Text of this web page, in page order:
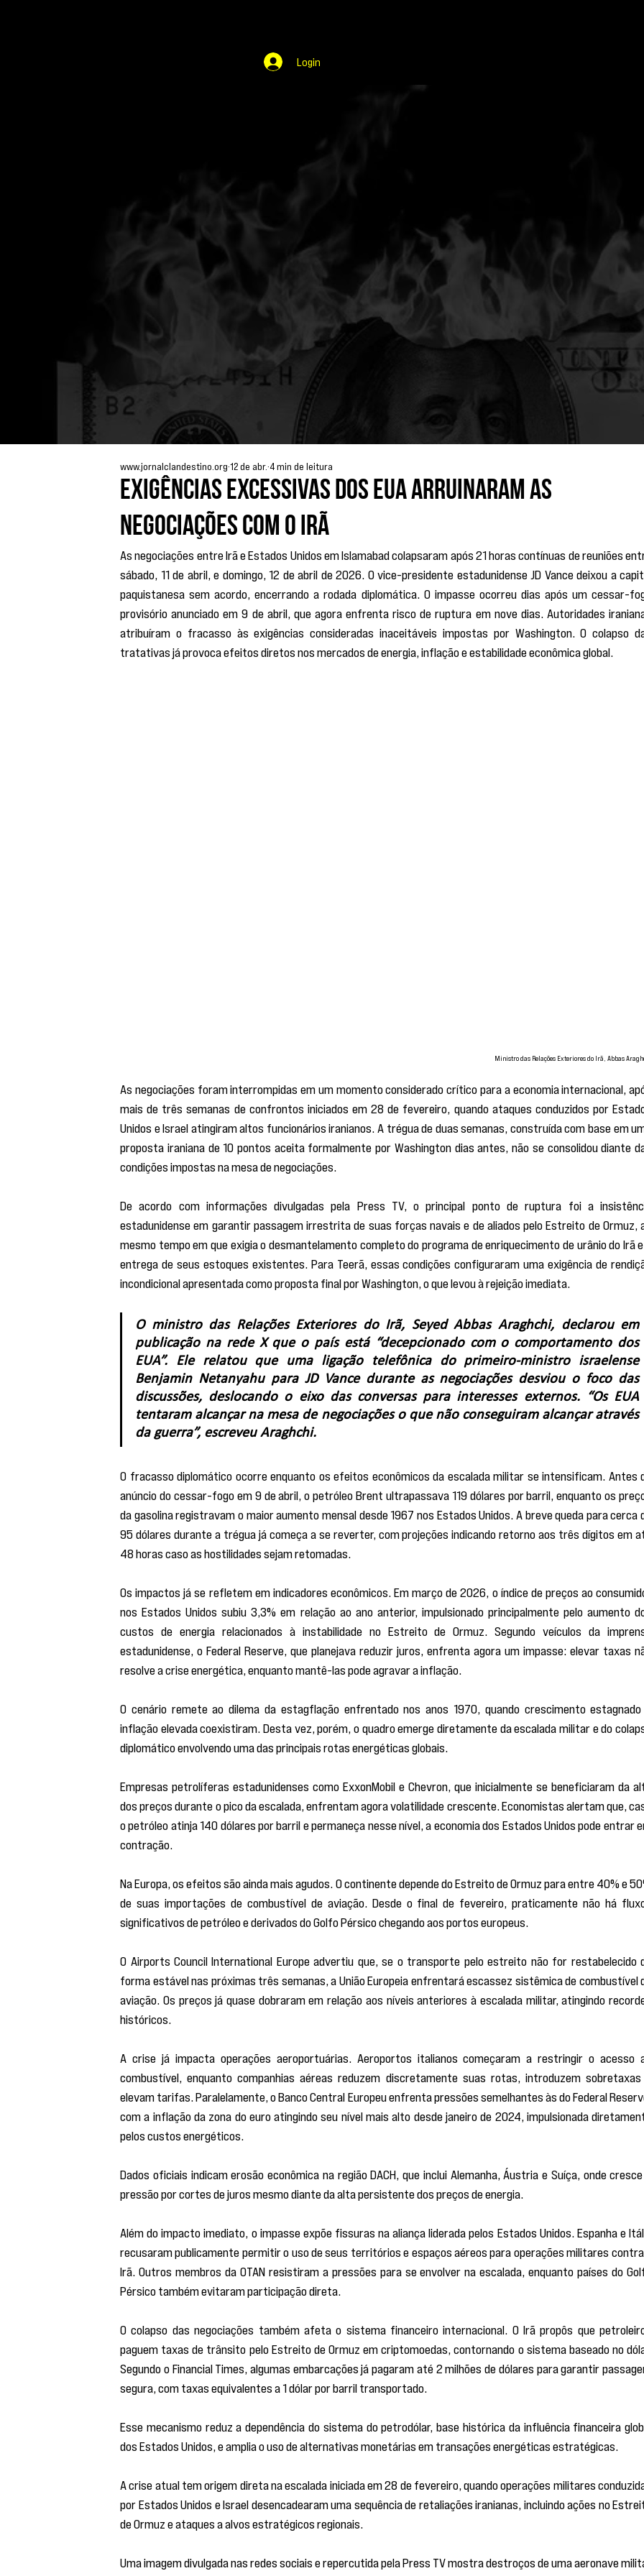
Login
Exigências excessivas dos EUA arruinaram as
negociações com o Irã
www.jornalclandestino.org12 de abr.4 min de leitura
As negociações entre Irã e Estados Unidos em Islamabad colapsaram após 21 horas contínuas de reuniões
sábado, 11 de abril, e domingo, 12 de abril de 2026. O vice-presidente estadunidense JD Vance deixou a
paquistanesa sem acordo, encerrando a rodada diplomática. O impasse ocorreu dias após um cessar-
provisório anunciado em 9 de abril, que agora enfrenta risco de ruptura em nove dias. Autoridades
atribuíram o fracasso às exigências consideradas inaceitáveis impostas por Washington. O colapso
tratativas já provoca efeitos diretos nos mercados de energia, inflação e estabilidade econômica global.
Ministro das Relações Exteriores do Irã, Abbas
As negociações foram interrompidas em um momento considerado crítico para a economia internacional,
mais de três semanas de confrontos iniciados em 28 de fevereiro, quando ataques conduzidos por
Unidos e Israel atingiram altos funcionários iranianos. A trégua de duas semanas, construída com base em
proposta iraniana de 10 pontos aceita formalmente por Washington dias antes, não se consolidou diante
condições impostas na mesa de negociações.
De acordo com informações divulgadas pela Press TV, o principal ponto de ruptura foi a
estadunidense em garantir passagem irrestrita de suas forças navais e de aliados pelo Estreito de Ormuz,
mesmo tempo em que exigia o desmantelamento completo do programa de enriquecimento de urânio do Irã
entrega de seus estoques existentes. Para Teerã, essas condições configuraram uma exigência de
incondicional apresentada como proposta final por Washington, o que levou à rejeição imediata.
O ministro das Relações Exteriores do Irã, Seyed Abbas Araghchi, declarou em
publicação na rede X que o país está “decepcionado com o comportamento dos
EUA”. Ele relatou que uma ligação telefônica do primeiro-ministro israelense
Benjamin Netanyahu para JD Vance durante as negociações desviou o foco das
discussões, deslocando o eixo das conversas para interesses externos. “Os EUA
tentaram alcançar na mesa de negociações o que não conseguiram alcançar através
da guerra”, escreveu Araghchi.
O fracasso diplomático ocorre enquanto os efeitos econômicos da escalada militar se intensificam. Antes
anúncio do cessar-fogo em 9 de abril, o petróleo Brent ultrapassava 119 dólares por barril, enquanto os
da gasolina registravam o maior aumento mensal desde 1967 nos Estados Unidos. A breve queda para cerca
95 dólares durante a trégua já começa a se reverter, com projeções indicando retorno aos três dígitos em
48 horas caso as hostilidades sejam retomadas.
Os impactos já se refletem em indicadores econômicos. Em março de 2026, o índice de preços ao
nos Estados Unidos subiu 3,3% em relação ao ano anterior, impulsionado principalmente pelo aumento
custos de energia relacionados à instabilidade no Estreito de Ormuz. Segundo veículos da
estadunidense, o Federal Reserve, que planejava reduzir juros, enfrenta agora um impasse: elevar taxas
resolve a crise energética, enquanto mantê-las pode agravar a inflação.
O cenário remete ao dilema da estagflação enfrentado nos anos 1970, quando crescimento
inflação elevada coexistiram. Desta vez, porém, o quadro emerge diretamente da escalada militar e do
diplomático envolvendo uma das principais rotas energéticas globais.
Empresas petrolíferas estadunidenses como ExxonMobil e Chevron, que inicialmente se beneficiaram da
dos preços durante o pico da escalada, enfrentam agora volatilidade crescente. Economistas alertam que,
o petróleo atinja 140 dólares por barril e permaneça nesse nível, a economia dos Estados Unidos pode entrar
contração.
Na Europa, os efeitos são ainda mais agudos. O continente depende do Estreito de Ormuz para entre 40% e
de suas importações de combustível de aviação. Desde o final de fevereiro, praticamente não há
significativos de petróleo e derivados do Golfo Pérsico chegando aos portos europeus.
O Airports Council International Europe advertiu que, se o transporte pelo estreito não for restabelecido
forma estável nas próximas três semanas, a União Europeia enfrentará escassez sistêmica de combustível
aviação. Os preços já quase dobraram em relação aos níveis anteriores à escalada militar, atingindo
históricos.
A crise já impacta operações aeroportuárias. Aeroportos italianos começaram a restringir o acesso
combustível, enquanto companhias aéreas reduzem discretamente suas rotas, introduzem
elevam tarifas. Paralelamente, o Banco Central Europeu enfrenta pressões semelhantes às do Federal
com a inflação da zona do euro atingindo seu nível mais alto desde janeiro de 2024, impulsionada
pelos custos energéticos.
Dados oficiais indicam erosão econômica na região DACH, que inclui Alemanha, Áustria e Suíça, onde
pressão por cortes de juros mesmo diante da alta persistente dos preços de energia.
Além do impacto imediato, o impasse expõe fissuras na aliança liderada pelos Estados Unidos. Espanha e
recusaram publicamente permitir o uso de seus territórios e espaços aéreos para operações militares
Irã. Outros membros da OTAN resistiram a pressões para se envolver na escalada, enquanto países do
Pérsico também evitaram participação direta.
O colapso das negociações também afeta o sistema financeiro internacional. O Irã propôs que
paguem taxas de trânsito pelo Estreito de Ormuz em criptomoedas, contornando o sistema baseado no
Segundo o Financial Times, algumas embarcações já pagaram até 2 milhões de dólares para garantir
segura, com taxas equivalentes a 1 dólar por barril transportado.
Esse mecanismo reduz a dependência do sistema do petrodólar, base histórica da influência financeira
dos Estados Unidos, e amplia o uso de alternativas monetárias em transações energéticas estratégicas.
A crise atual tem origem direta na escalada iniciada em 28 de fevereiro, quando operações militares
por Estados Unidos e Israel desencadearam uma sequência de retaliações iranianas, incluindo ações no
de Ormuz e ataques a alvos estratégicos regionais.
Uma imagem divulgada nas redes sociais e repercutida pela Press TV mostra destroços de uma aeronave